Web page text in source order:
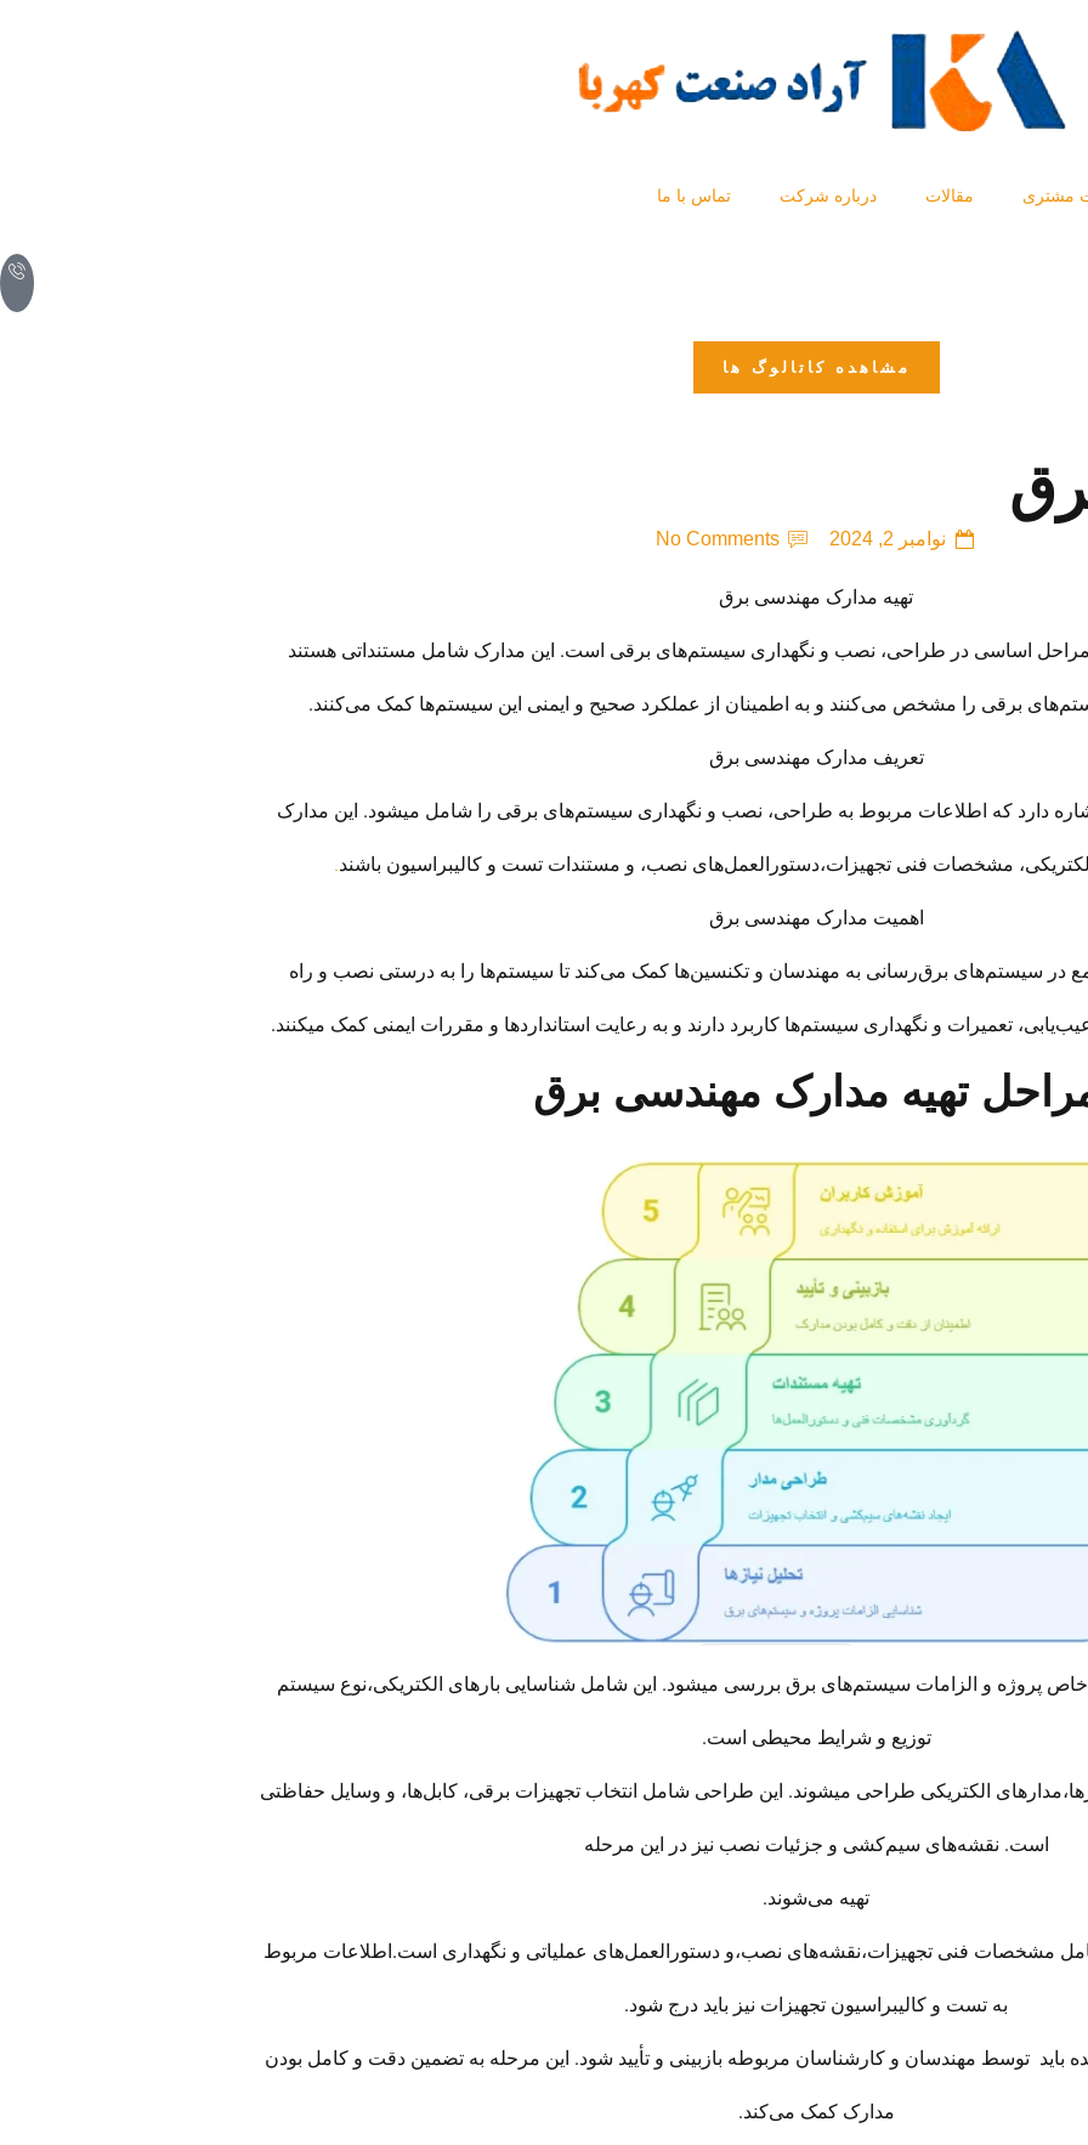
مشتری مقالات درباره شرکت تماس با ما
مشاهده کاتالوگ ها
نوامبر 2, 2024 No Comments
تهیه مدارک مهندسی برق
مراحل اساسی در طراحی، نصب و نگهداری سیستم‌های برقی است. این مدارک شامل مستنداتی هستند
برقی را مشخص می‌کنند و به اطمینان از عملکرد صحیح و ایمنی این سیستم‌ها کمک می‌کنند.
تعریف مدارک مهندسی برق
دارد که اطلاعات مربوط به طراحی، نصب و نگهداری سیستم‌های برقی را شامل میشود. این مدارک
مشخصات فنی تجهیزات،دستورالعمل‌های نصب، و مستندات تست و کالیبراسیون باشند
اهمیت مدارک مهندسی برق
در سیستم‌های برق‌رسانی به مهندسان و تکنسین‌ها کمک می‌کند تا سیستم‌ها را به درستی نصب و راه‌
تعمیرات و نگهداری سیستم‌ها کاربرد دارند و به رعایت استانداردها و مقررات ایمنی کمک میکنند.
تهیه مدارک مهندسی برق
خاص پروژه و الزامات سیستم‌های برق بررسی میشود. این شامل شناسایی بارهای الکتریکی،نوع سیستم
توزیع و شرایط محیطی است.
الکتریکی طراحی میشوند. این طراحی شامل انتخاب تجهیزات برقی، کابل‌ها، و وسایل حفاظتی
است. نقشه‌های سیم‌کشی و جزئیات نصب نیز در این مرحله
تهیه می‌شوند.
مشخصات فنی تجهیزات،نقشه‌های نصب،و دستورالعمل‌های عملیاتی و نگهداری است.اطلاعات مربوط
به تست و کالیبراسیون تجهیزات نیز باید درج شود.
باید توسط مهندسان و کارشناسان مربوطه بازبینی و تأیید شود. این مرحله به تضمین دقت و کامل بودن
مدارک کمک می‌کند.